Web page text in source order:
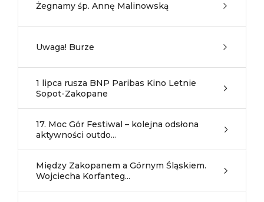
Żegnamy śp. Annę Malinowską
Uwaga! Burze
1 lipca rusza BNP Paribas Kino Letnie
Sopot-Zakopane
17. Moc Gór Festiwal – kolejna odsłona
aktywności outdo...
Między Zakopanem a Górnym Śląskiem.
Wojciecha Korfanteg...